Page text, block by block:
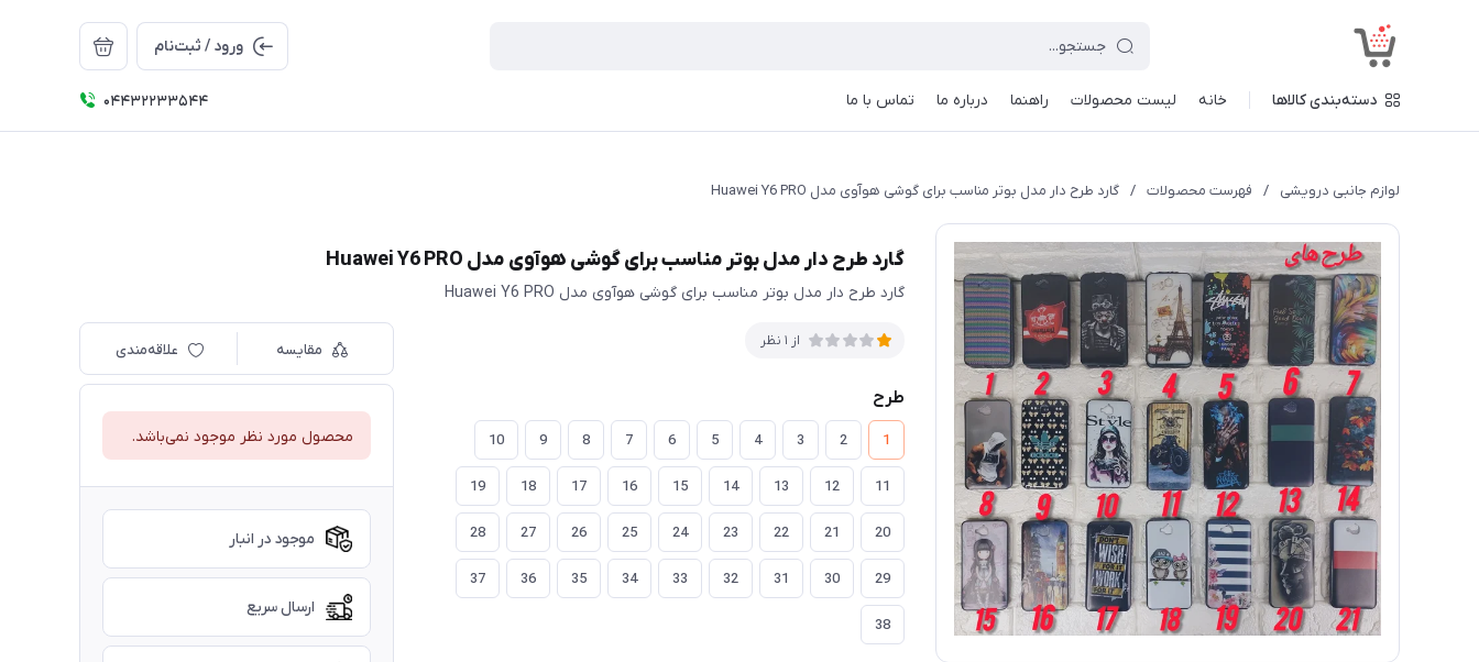
ورود / ثبت‌نام
دسته‌بندی کالاها خانه لیست محصولات راهنما درباره ما تماس با ما 04432233544
لوازم جانبی درویشی / فهرست محصولات / گارد طرح دار مدل بوتر مناسب برای گوشی هوآوی مدل Huawei Y6 PRO
گارد طرح دار مدل بوتر مناسب برای گوشی هوآوی مدل Huawei Y6 PRO
گارد طرح دار مدل بوتر مناسب برای گوشی هوآوی مدل Huawei Y6 PRO
از 1 نظر
طرح
1
2
3
4
5
6
7
8
9
10
11
12
13
14
15
16
17
18
19
20
21
22
23
24
25
26
27
28
29
30
31
32
33
34
35
36
37
38
مقایسه علاقه‌مندی
محصول مورد نظر موجود نمی‌باشد.
موجود در انبار
ارسال سریع